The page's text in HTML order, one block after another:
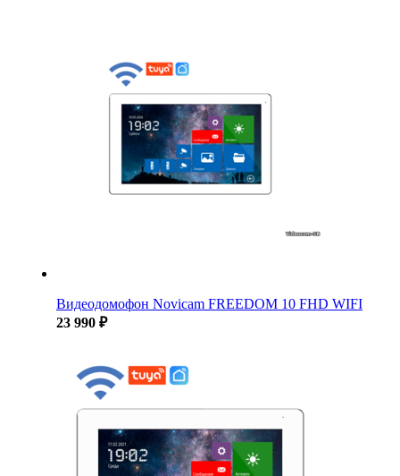
Видеодомофон Novicam FREEDOM 10 FHD WIFI
23 990 ₽